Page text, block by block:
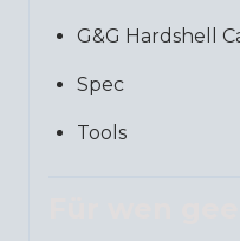
G&G Hardshell
Spec
Tools